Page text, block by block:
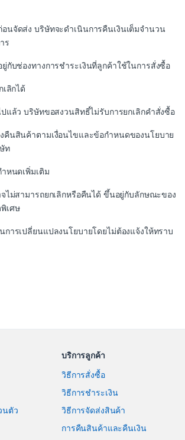
นจัดส่ง บริษัทจะดำเนินการคืนเงินเต็มจำนวน
ร
กับช่องทางการชำระเงินที่ลูกค้าใช้ในการสั่งซื้อ
ลิกได้
แล้ว บริษัทขอสงวนสิทธิ์ไม่รับการยกเลิกคำสั่งซื้อ
คืนสินค้าตามเงื่อนไขและข้อกำหนดของนโยบาย
ท
หนดเพิ่มเติม
ไม่สามารถยกเลิกหรือคืนได้ ขึ้นอยู่กับลักษณะของ
เศษ
ารเปลี่ยนแปลงนโยบายโดยไม่ต้องแจ้งให้ทราบ
นตัว
บริการลูกค้า
วิธีการสั่งซื้อ
วิธีการชำระเงิน
วิธีการจัดส่งสินค้า
การคืนสินค้าและคืนเงิน